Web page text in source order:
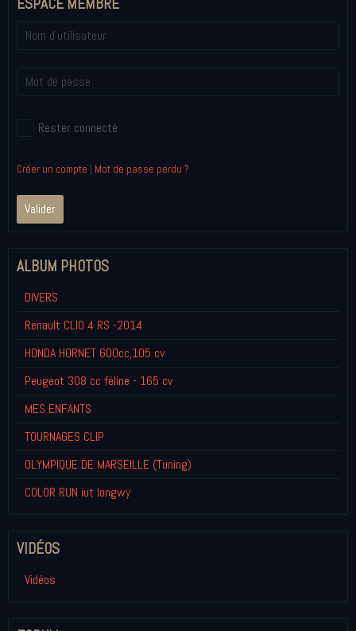
Rester connecté
Créer un compte | Mot de passe perdu ?
Valider
ALBUM PHOTOS
DIVERS
Renault CLIO 4 RS -2014
HONDA HORNET 600cc,105 cv
Peugeot 308 cc féline - 165 cv
MES ENFANTS
TOURNAGES CLIP
OLYMPIQUE DE MARSEILLE (Tuning)
COLOR RUN iut longwy
VIDÉOS
Vidéos